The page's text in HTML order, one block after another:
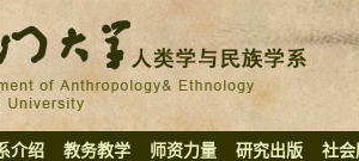
介绍 教务教学 师资力量 研究出版 社会